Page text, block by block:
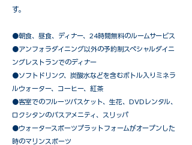
す。
●朝食、昼食、ディナー、24時間無料のルームサービス
​●アンフォラダイニング以外の予約制スペシャルダイニ
ングレストランでのディナー
●ソフトドリンク、炭酸水などを含むボトル入りミネラ
ルウォーター、コーヒー、紅茶
●客室でのフルーツバスケット、生花、DVDレンタル、
ロクシタンのバスアメニティ、スリッパ
●ウォータースポーツプラットフォームがオープンした
時のマリンスポーツ